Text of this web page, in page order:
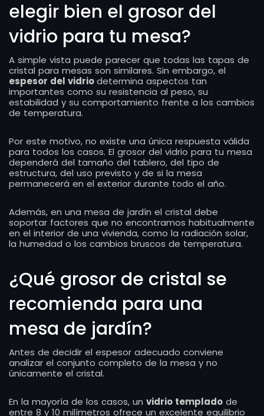
elegir bien el grosor del
vidrio para tu mesa?
A simple vista puede parecer que todas las tapas de
cristal para mesas son similares. Sin embargo, el
espesor del vidriodetermina aspectos tan
importantes como su resistencia al peso, su
estabilidad y su comportamiento frente a los cambios
de temperatura.
Por este motivo, no existe una única respuesta válida
para todos los casos. El grosor del vidrio para tu mesa
dependerá del tamaño del tablero, del tipo de
estructura, del uso previsto y de si la mesa
permanecerá en el exterior durante todo el año.
Además, en una mesa de jardín el cristal debe
soportar factores que no encontramos habitualmente
en el interior de una vivienda, como la radiación solar,
la humedad o los cambios bruscos de temperatura.
¿Qué grosor de cristal se
recomienda para una
mesa de jardín?
Antes de decidir el espesor adecuado conviene
analizar el conjunto completo de la mesa y no
únicamente el cristal.
En la mayoría de los casos, un vidrio templado de
entre 8 y 10 milímetros ofrece un excelente equilibrio